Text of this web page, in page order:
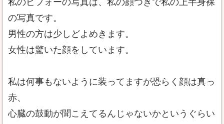
私のビフォーの写真は、私の顔つきで私の上半身裸
の写真です。
男性の方は少しどよめきます。
女性は驚いた顔をしています。
私は何事もないように装ってますが恐らく顔は真っ
赤、
心臓の鼓動が聞こえてるんじゃないかというぐらい